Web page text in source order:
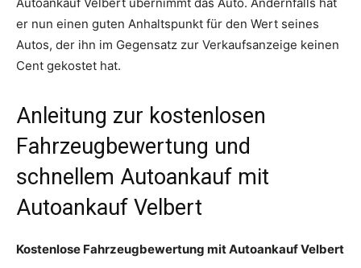
er nun einen guten Anhaltspunkt für den Wert seines
Autos, der ihn im Gegensatz zur Verkaufsanzeige keinen
Cent gekostet hat.
Anleitung zur kostenlosen
Fahrzeugbewertung und
schnellem Autoankauf mit
Autoankauf Velbert
Kostenlose Fahrzeugbewertung mit Autoankauf Velbert